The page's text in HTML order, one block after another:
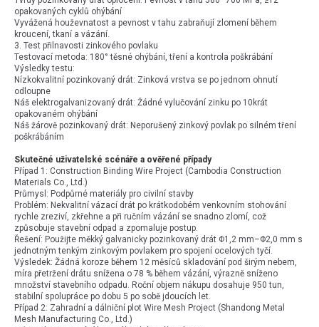
opakovaných cyklů ohýbání
Vyvážená houževnatost a pevnost v tahu zabraňují zlomení během
kroucení, tkaní a vázání.
3. Test přilnavosti zinkového povlaku
Testovací metoda: 180° těsné ohýbání, tření a kontrola poškrábání
Výsledky testu:
Nízkokvalitní pozinkovaný drát: Zinková vrstva se po jednom ohnutí
odloupne
Náš elektrogalvanizovaný drát: Žádné vylučování zinku po 10krát
opakovaném ohýbání
Náš žárově pozinkovaný drát: Neporušený zinkový povlak po silném tření
poškrábáním
Skutečné uživatelské scénáře a ověřené případy
Případ 1: Construction Binding Wire Project (Cambodia Construction
Materials Co., Ltd.)
Průmysl: Podpůrné materiály pro civilní stavby
Problém: Nekvalitní vázací drát po krátkodobém venkovním stohování
rychle zreziví, zkřehne a při ručním vázání se snadno zlomí, což
způsobuje stavební odpad a zpomaluje postup.
Řešení: Použijte měkký galvanicky pozinkovaný drát Φ1,2 mm–Φ2,0 mm s
jednotným tenkým zinkovým povlakem pro spojení ocelových tyčí.
Výsledek: Žádná koroze během 12 měsíců skladování pod širým nebem,
míra přetržení drátu snížena o 78 % během vázání, výrazně sníženo
množství stavebního odpadu. Roční objem nákupu dosahuje 950 tun,
stabilní spolupráce po dobu 5 po sobě jdoucích let.
Případ 2: Zahradní a dálniční plot Wire Mesh Project (Shandong Metal
Mesh Manufacturing Co., Ltd.)